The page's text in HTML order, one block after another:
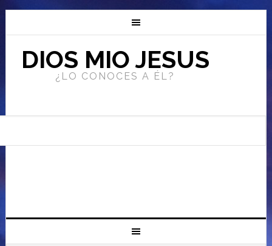
DIOS MIO JESUS
¿LO CONOCES A ÉL?